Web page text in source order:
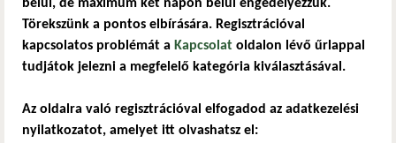
belül, de maximum két napon belül engedélyezzük.
Törekszünk a pontos elbírására. Regisztrációval
kapcsolatos problémát a Kapcsolat oldalon lévő űrlappal
tudjátok jelezni a megfelelő kategória kiválasztásával.
Az oldalra való regisztrációval elfogadod az adatkezelési
nyilatkozatot, amelyet itt olvashatsz el: